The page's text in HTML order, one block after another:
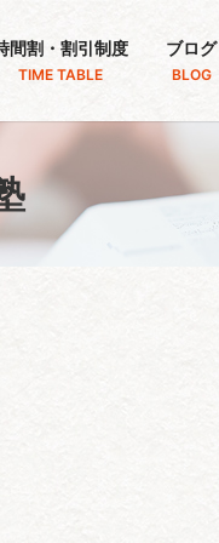
間割・割引制度
TIME TABLE
ブログ
BLOG